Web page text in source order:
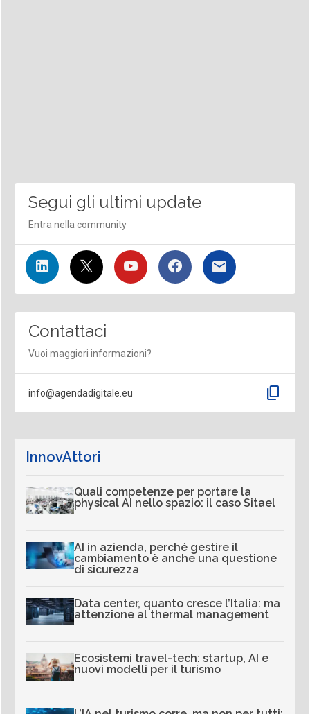
Segui gli ultimi update
Entra nella community
Contattaci
Vuoi maggiori informazioni?
info@agendadigitale.eu content_copy
InnovAttori
Quali competenze per portare la
physical AI nello spazio: il caso Sitael
AI in azienda, perché gestire il
cambiamento è anche una questione
di sicurezza
Data center, quanto cresce l’Italia: ma
attenzione al thermal management
Ecosistemi travel-tech: startup, AI e
nuovi modelli per il turismo